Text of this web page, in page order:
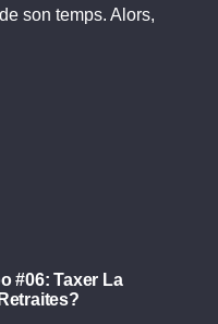
son temps. Alors,
#06: Taxer La